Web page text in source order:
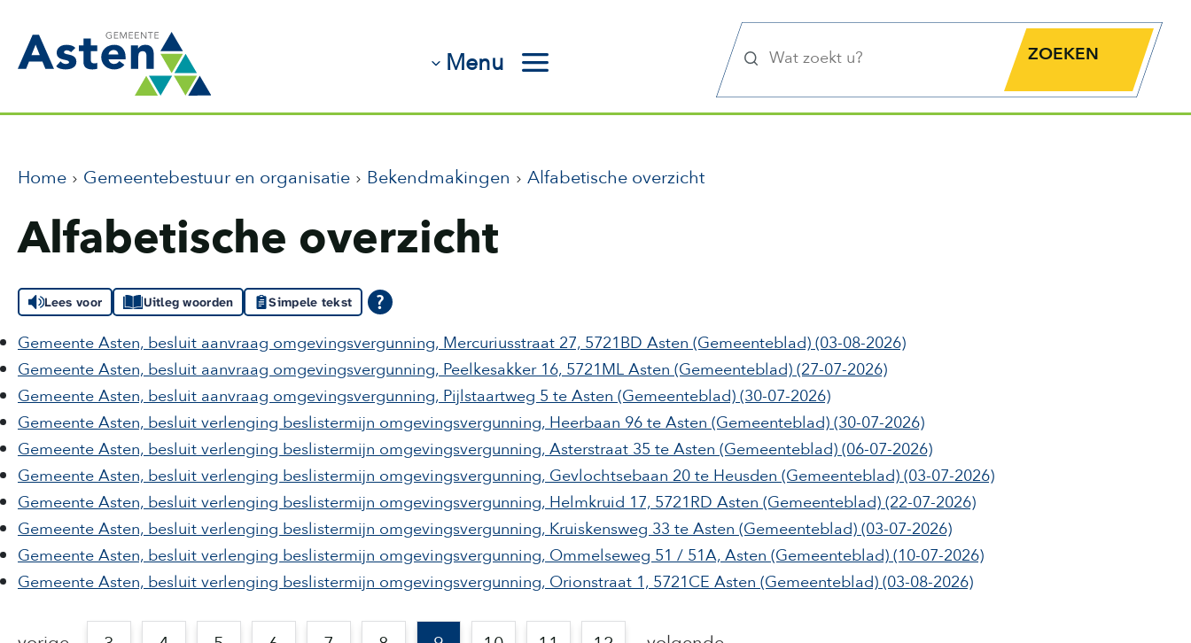
Menu
Zoekknop
Home Gemeentebestuur en organisatie Bekendmakingen Alfabetische overzicht
Alfabetische overzicht
Lees voor Uitleg woorden Simpele tekst
Gemeente Asten, besluit aanvraag omgevingsvergunning, Mercuriusstraat 27, 5721BD Asten (Gemeenteblad) (03-08-2026)
Gemeente Asten, besluit aanvraag omgevingsvergunning, Peelkesakker 16, 5721ML Asten (Gemeenteblad) (27-07-2026)
Gemeente Asten, besluit aanvraag omgevingsvergunning, Pijlstaartweg 5 te Asten (Gemeenteblad) (30-07-2026)
Gemeente Asten, besluit verlenging beslistermijn omgevingsvergunning, Heerbaan 96 te Asten (Gemeenteblad) (30-07-2026)
Gemeente Asten, besluit verlenging beslistermijn omgevingsvergunning, Asterstraat 35 te Asten (Gemeenteblad) (06-07-2026)
Gemeente Asten, besluit verlenging beslistermijn omgevingsvergunning, Gevlochtsebaan 20 te Heusden (Gemeenteblad) (03-07-2026)
Gemeente Asten, besluit verlenging beslistermijn omgevingsvergunning, Helmkruid 17, 5721RD Asten (Gemeenteblad) (22-07-2026)
Gemeente Asten, besluit verlenging beslistermijn omgevingsvergunning, Kruiskensweg 33 te Asten (Gemeenteblad) (03-07-2026)
Gemeente Asten, besluit verlenging beslistermijn omgevingsvergunning, Ommelseweg 51 / 51A, Asten (Gemeenteblad) (10-07-2026)
Gemeente Asten, besluit verlenging beslistermijn omgevingsvergunning, Orionstraat 1, 5721CE Asten (Gemeenteblad) (03-08-2026)